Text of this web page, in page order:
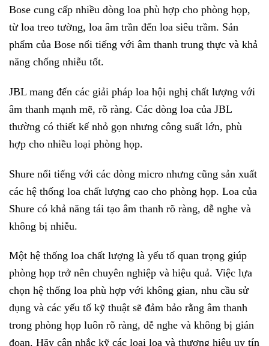
Bose cung cấp nhiều dòng loa phù hợp cho phòng họp,
từ loa treo tường, loa âm trần đến loa siêu trầm. Sản
phẩm của Bose nổi tiếng với âm thanh trung thực và khả
năng chống nhiễu tốt.
JBL mang đến các giải pháp loa hội nghị chất lượng với
âm thanh mạnh mẽ, rõ ràng. Các dòng loa của JBL
thường có thiết kế nhỏ gọn nhưng công suất lớn, phù
hợp cho nhiều loại phòng họp.
Shure nổi tiếng với các dòng micro nhưng cũng sản xuất
các hệ thống loa chất lượng cao cho phòng họp. Loa của
Shure có khả năng tái tạo âm thanh rõ ràng, dễ nghe và
không bị nhiễu.
Một hệ thống loa chất lượng là yếu tố quan trọng giúp
phòng họp trở nên chuyên nghiệp và hiệu quả. Việc lựa
chọn hệ thống loa phù hợp với không gian, nhu cầu sử
dụng và các yếu tố kỹ thuật sẽ đảm bảo rằng âm thanh
trong phòng họp luôn rõ ràng, dễ nghe và không bị gián
đoạn. Hãy cân nhắc kỹ các loại loa và thương hiệu uy tín